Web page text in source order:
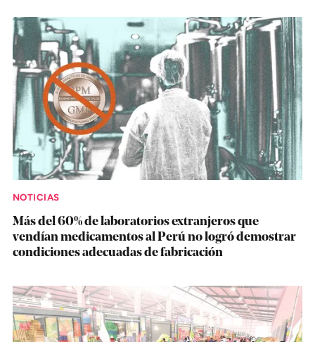
NOTICIAS
Más del 60% de laboratorios extranjeros que
vendían medicamentos al Perú no logró demostrar
condiciones adecuadas de fabricación